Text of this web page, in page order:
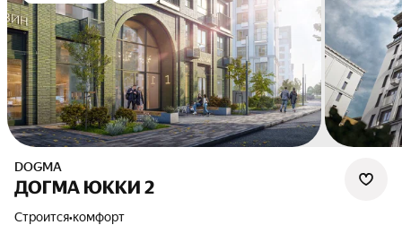
DOGMA
ДОГМА ЮККИ 2
Строится•комфорт